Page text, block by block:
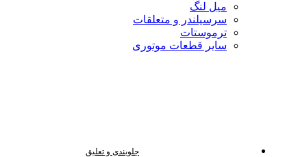
میل لنگ
سرسیلندر و متعلقات
ترموستات
سایر قطعات موتوری
جلوبندی و تعلیق